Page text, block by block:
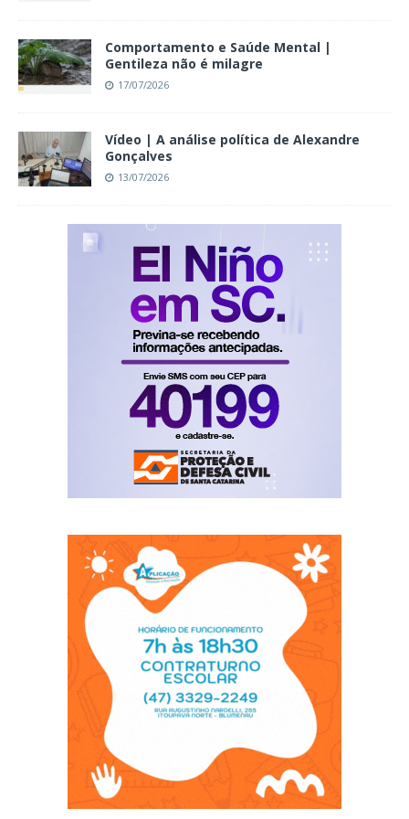
Comportamento e Saúde Mental |
Gentileza não é milagre
17/07/2026
Vídeo | A análise política de Alexandre
Gonçalves
13/07/2026